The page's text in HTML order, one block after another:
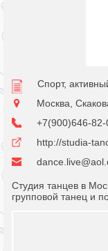
Спорт,
Москва,
+7(900)646-82-
http://studia-
Студия танцев в
групповой танец и